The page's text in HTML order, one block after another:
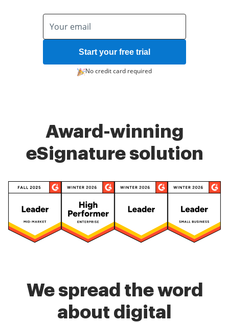
Start your free trial
No credit card required
Award-winning
eSignature solution
We spread the word
about digital